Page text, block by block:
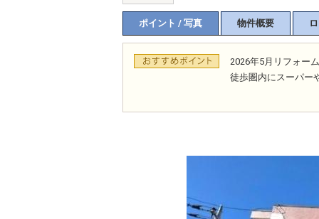
ポイント / 写真 物件概要
2026年5月リフォー
徒歩圏内にスーパー